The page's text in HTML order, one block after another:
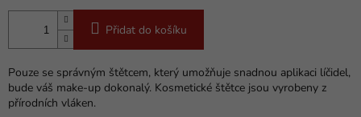
Přidat do košíku
Pouze se správným štětcem, který umožňuje snadnou aplikaci líčidel,
bude váš make-up dokonalý. Kosmetické štětce jsou vyrobeny z
přírodních vláken.